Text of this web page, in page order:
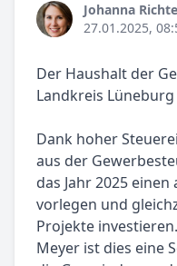
Johanna
27.01.2025,
Der Haushalt der
Landkreis
Dank hoher
aus der
das Jahr 2025
vorlegen und
Projekte
Meyer ist dies eine